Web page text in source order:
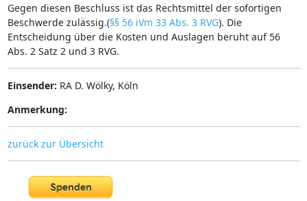
Gegen diesen Beschluss ist das Rechtsmittel der sofortigen
Beschwerde zulässig.(§§ 56 iVm 33 Abs. 3 RVG). Die
Entscheidung über die Kosten und Auslagen beruht auf 56
Abs. 2 Satz 2 und 3 RVG.
Einsender: RA D. Wölky, Köln
Anmerkung:
zurück zur Übersicht